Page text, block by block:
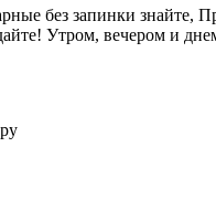
без запинки знайте,
Утром, вечером и